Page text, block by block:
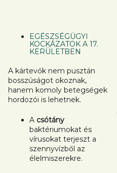
EGÉSZSÉGÜGYI
KOCKÁZATOK A 17.
KERÜLETBEN
A kártevők nem pusztán
bosszúságot okoznak,
hanem komoly betegségek
hordozói is lehetnek.
A csótány
baktériumokat és
vírusokat terjeszt a
szennyvízből az
élelmiszerekre.